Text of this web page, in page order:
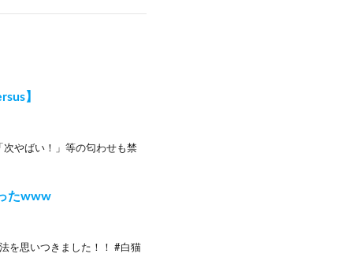
】
やばい！」等の匂わせも禁
たwww
を思いつきました！！ #白猫